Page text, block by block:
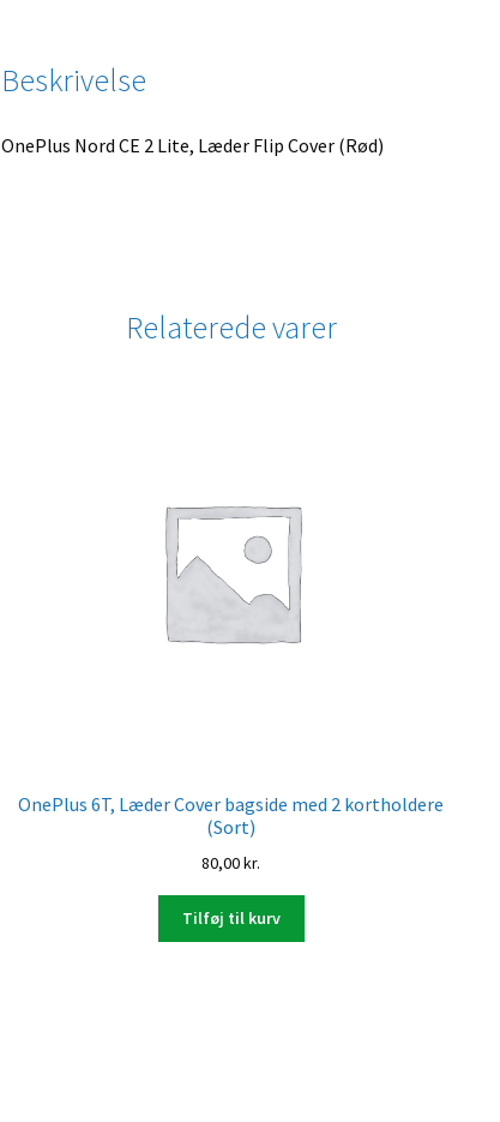
Beskrivelse
OnePlus Nord CE 2 Lite, Læder Flip Cover (Rød)
Relaterede varer
OnePlus 6T, Læder Cover bagside med 2 kortholdere
(Sort)
80,00kr.
Tilføj til kurv